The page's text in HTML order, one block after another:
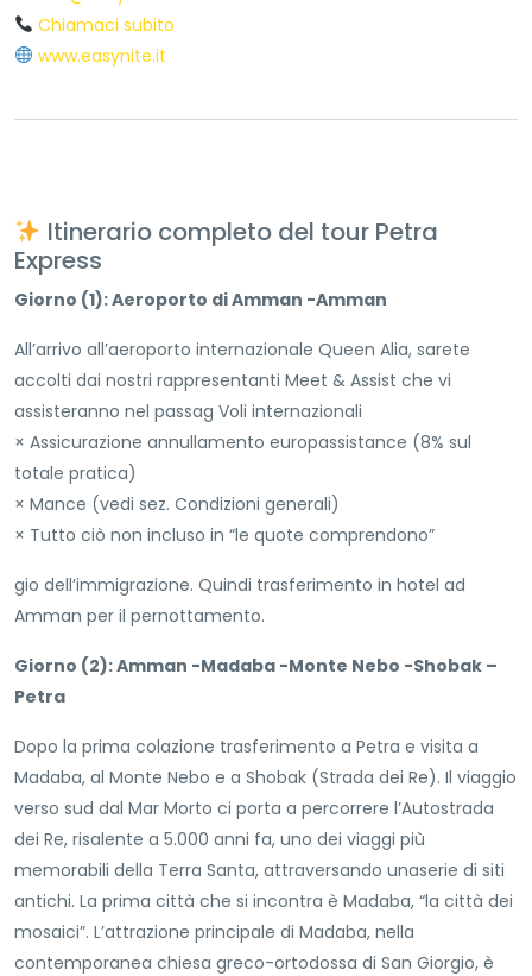
Chiamaci subito
www.easynite.it
Itinerario completo del tour Petra
Express
Giorno (1): Aeroporto di Amman -Amman
All’arrivo all’aeroporto internazionale Queen Alia, sarete
accolti dai nostri rappresentanti Meet & Assist che vi
assisteranno nel passag Voli internazionali
× Assicurazione annullamento europassistance (8% sul
totale pratica)
× Mance (vedi sez. Condizioni generali)
× Tutto ciò non incluso in “le quote comprendono”
gio dell’immigrazione. Quindi trasferimento in hotel ad
Amman per il pernottamento.
Giorno (2): Amman -Madaba -Monte Nebo -Shobak –
Petra
Dopo la prima colazione trasferimento a Petra e visita a
Madaba, al Monte Nebo e a Shobak (Strada dei Re). Il viaggio
verso sud dal Mar Morto ci porta a percorrere l’Autostrada
dei Re, risalente a 5.000 anni fa, uno dei viaggi più
memorabili della Terra Santa, attraversando unaserie di siti
antichi. La prima città che si incontra è Madaba, “la città dei
mosaici”. L’attrazione principale di Madaba, nella
contemporanea chiesa greco-ortodossa di San Giorgio, è